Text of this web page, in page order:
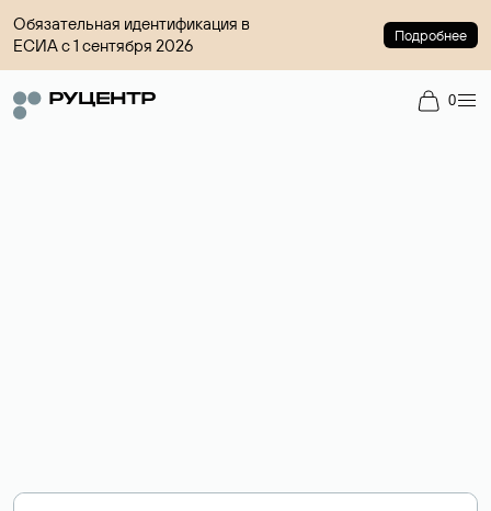
Обязательная идентификация в
ЕСИА с 1 сентября 2026
Подробнее
0